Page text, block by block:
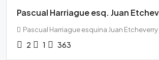
Pascual Harriague esq. Juan
Pascual Harriague esquina Juan
2 1 363